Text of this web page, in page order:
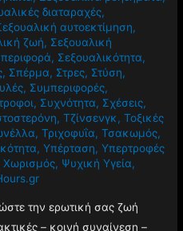
διαταραχές,
αυτοεκτίμηση,
ζωή, Σεξουαλική
, Σεξουαλικότητα,
, Σπέρμα, Στρες, Στύση,
, Συμπεριφορές,
, Συχνότητα, Σχέσεις,
,Τζίνσενγκ,Τοξικές
,Τριχοφυΐα,Τσακωμός,
,Υπέρταση,Υπερτροφές
Χωρισμός, Ψυχική Υγεία,
την ερωτική σας ζωή
– κοινή συναίνεση –